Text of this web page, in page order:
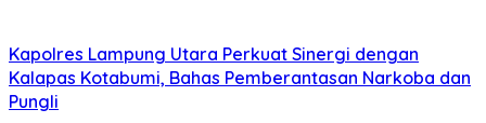
Kapolres Lampung Utara Perkuat Sinergi dengan
Kalapas Kotabumi, Bahas Pemberantasan Narkoba dan
Pungli